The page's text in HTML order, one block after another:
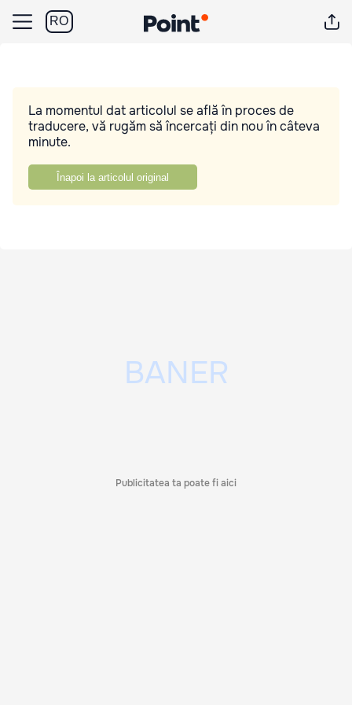
RO
La momentul dat articolul se află în proces de
traducere, vă rugăm să încercați din nou în câteva
minute.
Înapoi la articolul original
Publicitatea ta poate fi aici